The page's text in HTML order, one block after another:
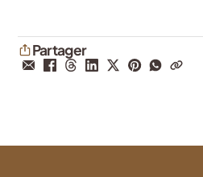
Partager